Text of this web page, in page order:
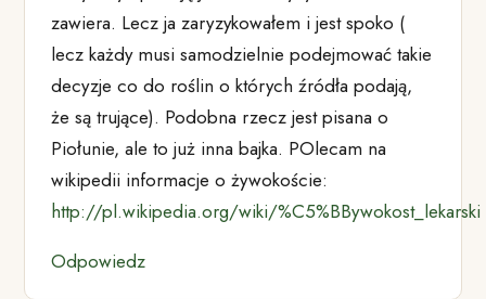
zawiera. Lecz ja zaryzykowałem i jest spoko (
lecz każdy musi samodzielnie podejmować takie
decyzje co do roślin o których źródła podają,
że są trujące). Podobna rzecz jest pisana o
Piołunie, ale to już inna bajka. POlecam na
wikipedii informacje o żywokoście:
http://pl.wikipedia.org/wiki/%C5%BBywokost_lekarski
Odpowiedz